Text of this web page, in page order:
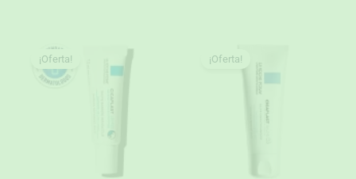
¡Oferta! ¡Oferta!